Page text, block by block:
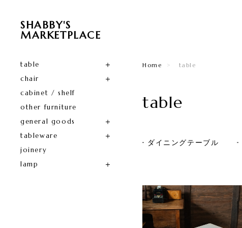
SHABBY'S
MARKETPLACE
table
chair
cabinet / shelf
other furniture
general goods
tableware
joinery
lamp
Home table
table
ダイニングテーブル